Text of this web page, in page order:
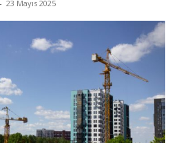
- 23 Mayıs 2025